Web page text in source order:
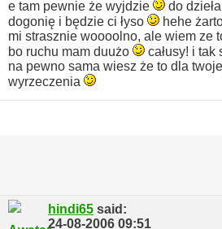
e tam pewnie że wyjdzie
do
dogonię i będzie ci łyso
hehe
mi strasznie woooolno, ale wiem ze
bo ruchu mam duużo
całusy! i
na pewno sama wiesz że to dla
wyrzeczenia
hindi65 said:
24-08-2006 09:51